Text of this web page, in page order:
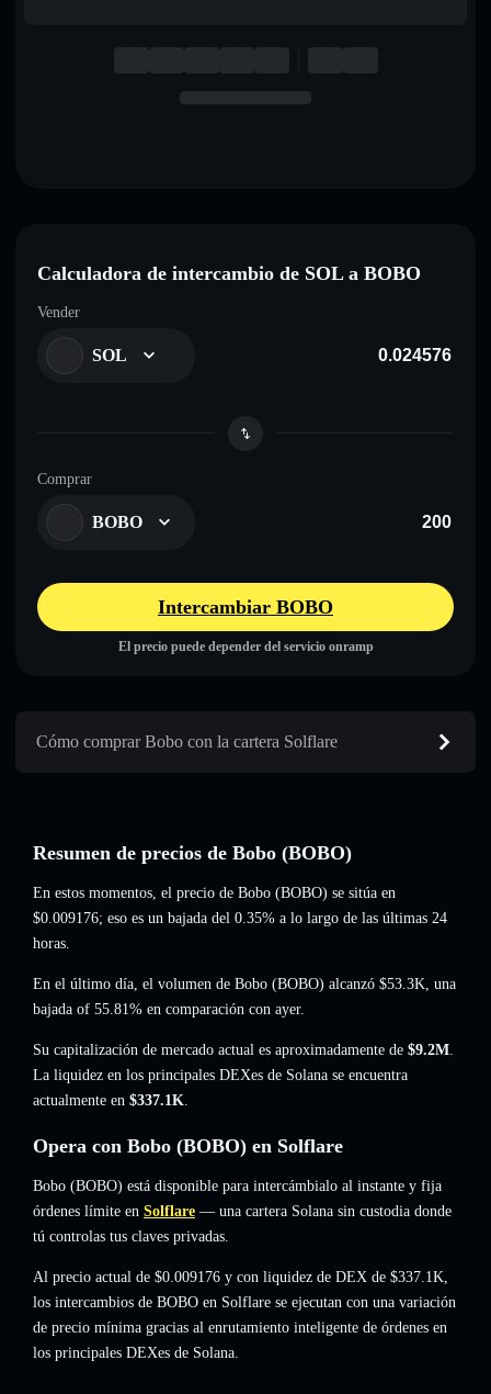
Calculadora de intercambio de SOL a BOBO
Vender
SOL
Comprar
BOBO
Intercambiar BOBO
El precio puede depender del servicio onramp
Cómo comprar Bobo con la cartera Solflare
Resumen de precios de Bobo (BOBO)
En estos momentos, el precio de Bobo (BOBO) se sitúa en
$0.009176; eso es un bajada del 0.35% a lo largo de las últimas 24
horas.
En el último día, el volumen de Bobo (BOBO) alcanzó $53.3K, una
bajada of 55.81% en comparación con ayer.
Su capitalización de mercado actual es aproximadamente de $9.2M.
La liquidez en los principales DEXes de Solana se encuentra
actualmente en $337.1K.
Opera con Bobo (BOBO) en Solflare
Bobo (BOBO) está disponible para intercámbialo al instante y fija
órdenes límite en Solflare — una cartera Solana sin custodia donde
tú controlas tus claves privadas.
Al precio actual de $0.009176 y con liquidez de DEX de $337.1K,
los intercambios de BOBO en Solflare se ejecutan con una variación
de precio mínima gracias al enrutamiento inteligente de órdenes en
los principales DEXes de Solana.